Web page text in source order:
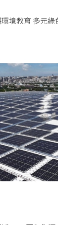
境教育 多元綠